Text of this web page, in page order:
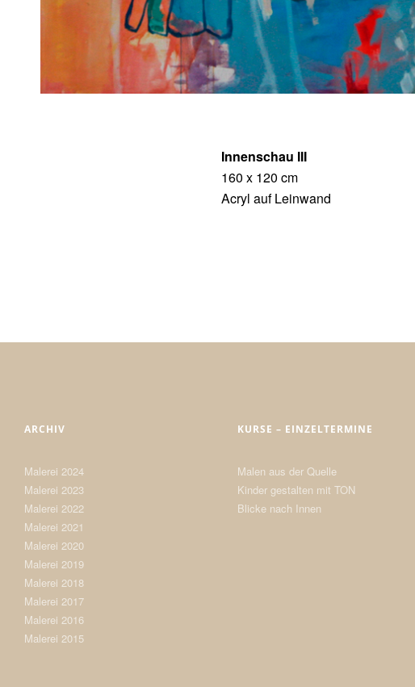
Innenschau III
160 x 120 cm
Acryl auf Leinwand
ARCHIV
Malerei 2024
Malerei 2023
Malerei 2022
Malerei 2021
Malerei 2020
Malerei 2019
Malerei 2018
Malerei 2017
Malerei 2016
Malerei 2015
KURSE – EINZELTERMINE
Malen aus der Quelle
Kinder gestalten mit TON
Blicke nach Innen